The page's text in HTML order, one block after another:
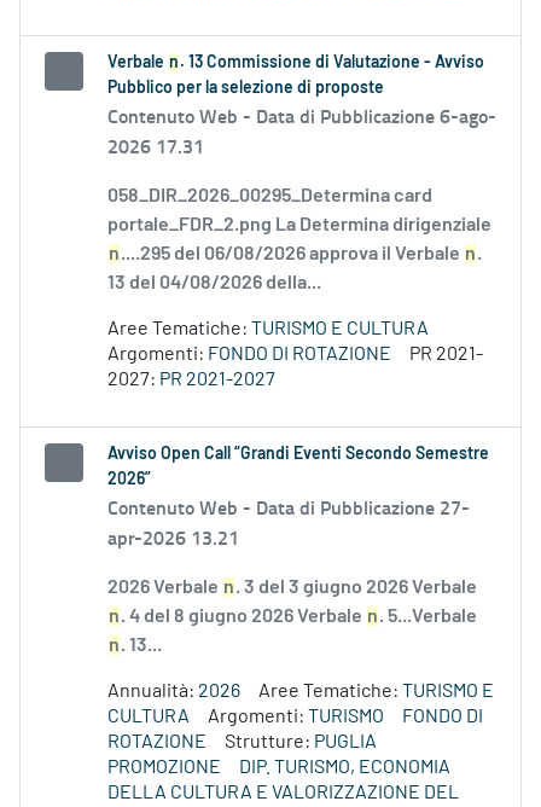
Verbale n . 13 Commissione di Valutazione - Avviso
Pubblico per la selezione di proposte
Contenuto Web - Data di Pubblicazione 6-ago-
2026 17.31
058_DIR_2026_00295_Determina card
portale_FDR_2.png La Determina dirigenziale
n....295 del 06/08/2026 approva il Verbale n.
13 del 04/08/2026 della...
Aree Tematiche: TURISMO E CULTURA
Argomenti: FONDO DI ROTAZIONE
PR 2021-
2027: PR 2021-2027
Avviso Open Call “Grandi Eventi Secondo Semestre
2026”
Contenuto Web - Data di Pubblicazione 27-
apr-2026 13.21
2026 Verbale n. 3 del 3 giugno 2026 Verbale
n. 4 del 8 giugno 2026 Verbale n. 5...Verbale
n. 13...
Annualità: 2026 Aree Tematiche: TURISMO E
CULTURA
Argomenti: TURISMO
FONDO DI
ROTAZIONE
Strutture: PUGLIA
PROMOZIONE
DIP. TURISMO, ECONOMIA
DELLA CULTURA E VALORIZZAZIONE DEL